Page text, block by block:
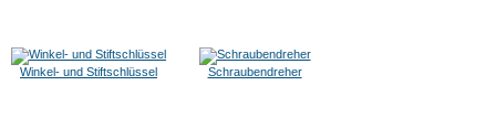
Winkel- und Stiftschlüssel Schraubendreher